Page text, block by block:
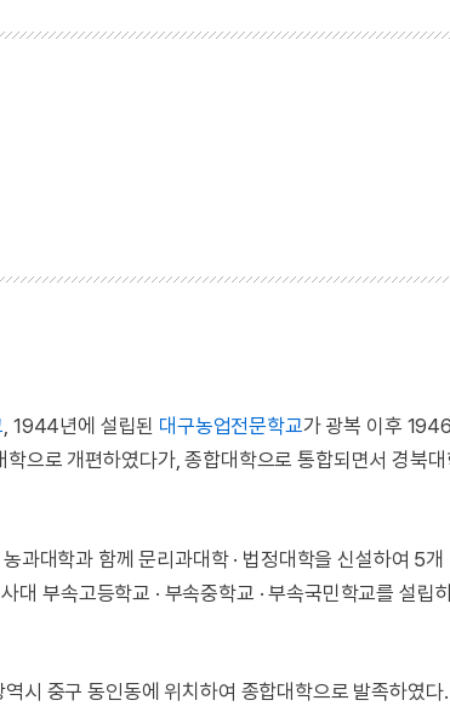
, 1944년에 설립된 대구농업전문학교가 광복 이후
으로 개편하였다가, 종합대학으로 통합되면서 경북
과대학과 함께 문리과대학 · 법정대학을 신설하여 5
대 부속고등학교 · 부속중학교 · 부속국민학교를 설립
시 중구 동인동에 위치하여 종합대학으로 발족하였